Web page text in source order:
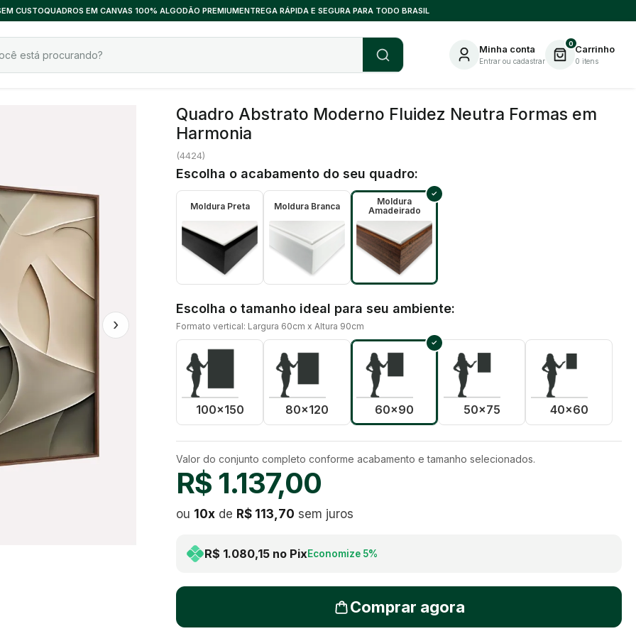
CUSTOQUADROS EM CANVAS 100% ALGODÃO PREMIUMENTREGA RÁPIDA E SEGURA PARA TODO BRASIL
Minha conta
Entrar ou cadastrar
0 Carrinho
0 itens
›
Quadro Abstrato Moderno Fluidez Neutra Formas em
Harmonia
(4424)
Escolha o acabamento do seu quadro:
Moldura Preta Moldura Branca
Moldura
Amadeirado
Escolha o tamanho ideal para seu ambiente:
Formato vertical: Largura 60cm x Altura 90cm
100x150 80x120 60x90 50x75 40x60
Valor do conjunto completo conforme acabamento e tamanho selecionados.
R$ 1.137,00
ou 10x de R$ 113,70 sem juros
R$ 1.080,15 no PixEconomize 5%
Comprar agora